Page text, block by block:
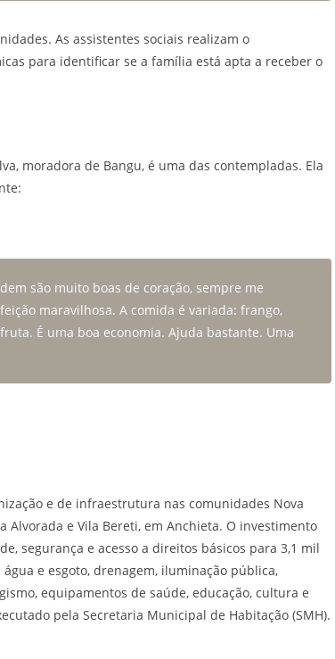
As assistentes sociais realizam o
para identificar se a família está apta a receber o
moradora de Bangu, é uma das contempladas. Ela
são muito boas de coração, sempre me
maravilhosa. A comida é variada: frango,
É uma boa economia. Ajuda bastante. Uma
e de infraestrutura nas comunidades Nova
Alvorada e Vila Bereti, em Anchieta. O investimento
segurança e acesso a direitos básicos para 3,1 mil
e esgoto, drenagem, iluminação pública,
equipamentos de saúde, educação, cultura e
pela Secretaria Municipal de Habitação (SMH).